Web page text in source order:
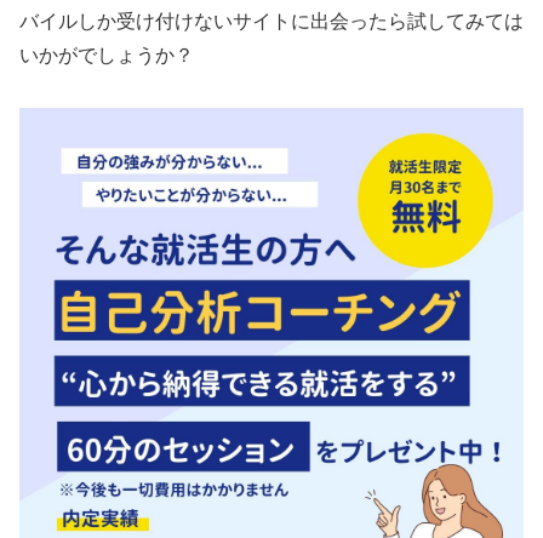
バイルしか受け付けないサイトに出会ったら試してみては
いかがでしょうか？